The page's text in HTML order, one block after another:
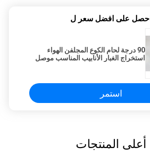
احصل على افضل سعر ل
90 درجة لحام الكوع المجلفن الهواء
استخراج الغبار الأنابيب المناسب موصل
استمر
أعلى المنتجات